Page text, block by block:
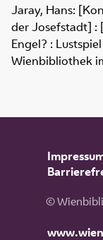
Jaray, Hans:
der Josefstadt] :
Engel? :
Wienbibliothek
©